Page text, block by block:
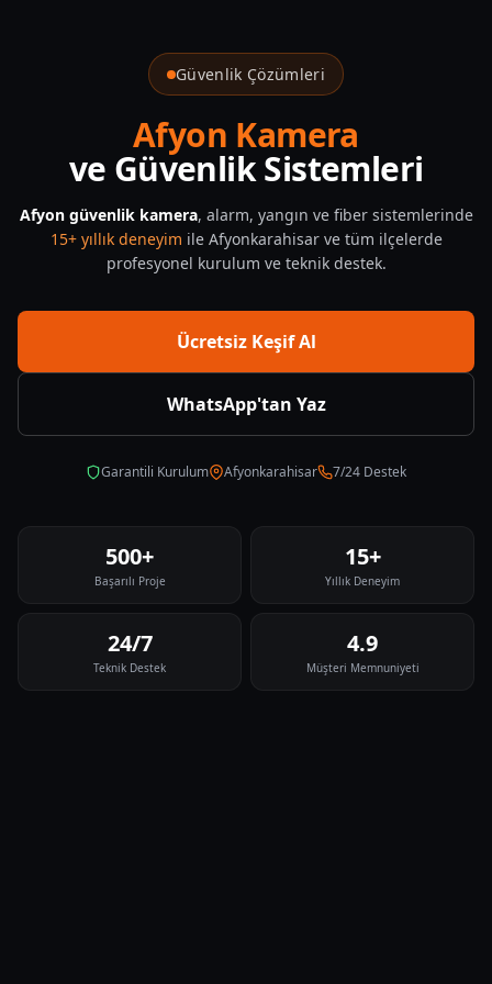
Güvenlik Çözümleri
Afyon Kamera
ve Güvenlik Sistemleri
Afyon güvenlik kamera, alarm, yangın ve fiber sistemlerinde
15+ yıllık deneyim ile Afyonkarahisar ve tüm ilçelerde
profesyonel kurulum ve teknik destek.
Ücretsiz Keşif Al
WhatsApp'tan Yaz
Garantili Kurulum Afyonkarahisar 7/24 Destek
500+
Başarılı Proje
15+
Yıllık Deneyim
24/7
Teknik Destek
4.9
Müşteri Memnuniyeti